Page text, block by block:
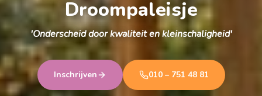
Droompaleisje
'Onderscheid door kwaliteit en kleinschaligheid'
Inschrijven 010 – 751 48 81